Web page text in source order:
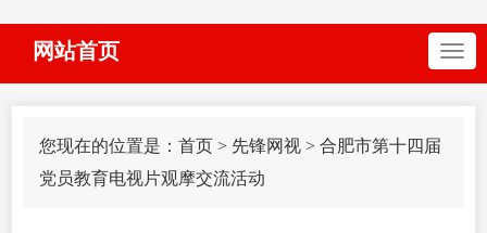
网站首页
您现在的位置是： 首页 > 先锋网视 > 合肥市第十四届
党员教育电视片观摩交流活动